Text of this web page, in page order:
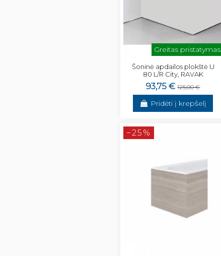
Greitas pristatymas
Šoninė apdailos plokštė U
80 L/R City, RAVAK
93,75 € 125,00 €
Pridėti į krepšelį
−25%